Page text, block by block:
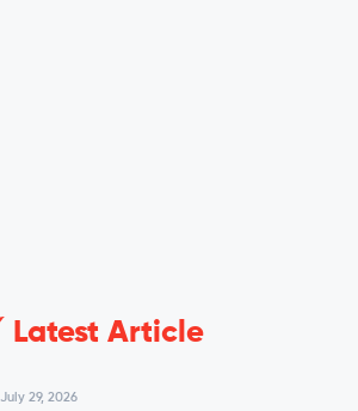
Latest Article
July 29, 2026